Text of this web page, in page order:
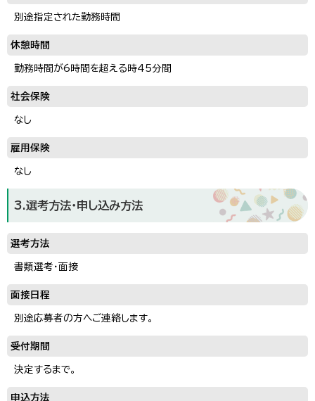
別途指定された勤務時間
休憩時間
勤務時間が6時間を超える時45分間
社会保険
なし
雇用保険
なし
3.選考方法・申し込み方法
選考方法
書類選考・面接
面接日程
別途応募者の方へご連絡します。
受付期間
決定するまで。
申込方法